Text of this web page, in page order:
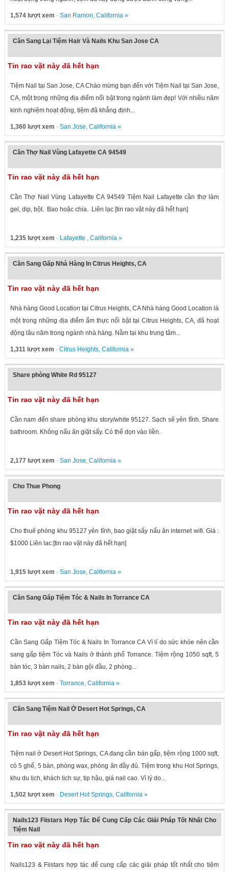
1,574 lượt xem · San Ramon, California»
Cần Sang Lại Tiệm Hair Và Nails Khu San Jose CA
Tin rao vặt này đã hết hạn
Tiệm Nail tại San Jose, CA Chào mừng bạn đến với Tiệm Nail tại San Jose,
CA, một trong những địa điểm nổi bật trong ngành làm đẹp! Với nhiều năm
kinh nghiệm hoạt động, tiệm đã khẳng định...
1,360 lượt xem · San Jose, California»
Cần Thợ Nail Vùng Lafayette CA 94549
Tin rao vặt này đã hết hạn
Cần Thợ Nail Vùng Lafayette CA 94549 Tiệm Nail Lafayette cần thợ làm
gel, dip, bột. Bao hoặc chia. Liên lạc [tin rao vặt này đã hết hạn]
1,235 lượt xem · Lafayette , California»
Cần Sang Gấp Nhà Hàng In Citrus Heights, CA
Tin rao vặt này đã hết hạn
Nhà hàng Good Location tại Citrus Heights, CA Nhà hàng Good Location là
một trong những địa điểm ẩm thực nổi bật tại Citrus Heights, CA, đã hoạt
động lâu năm trong ngành nhà hàng. Nằm tại khu trung tâm...
1,311 lượt xem · Citrus Heights, California»
Share phòng White Rd 95127
Tin rao vặt này đã hết hạn
Cần nam đến share phòng khu story/white 95127. Sạch sẽ yên tĩnh. Share
bathroom. Không nấu ăn giặt sấy. Có thể dọn vào liền.
2,177 lượt xem · San Jose, California»
Cho Thue Phong
Tin rao vặt này đã hết hạn
Cho thuê phòng khu 95127 yên tĩnh, bao giặt sấy nấu ăn internet wifi. Giá :
$1000 Liên lac:[tin rao vặt này đã hết hạn]
1,915 lượt xem · San Jose, California»
Cần Sang Gấp Tiệm Tóc & Nails In Torrance CA
Tin rao vặt này đã hết hạn
Cần Sang Gấp Tiệm Tóc & Nails In Torrance CA Vì lí do sức khỏe nên cần
sang gấp tiệm Tóc và Nails ở thành phố Torrance. Tiệm rộng 1050 sqft, 5
bàn tóc, 3 bàn nails, 2 bàn gội đầu, 2 phòng...
1,853 lượt xem · Torrance, California»
Cần Sang Tiệm Nail Ở Desert Hot Springs, CA
Tin rao vặt này đã hết hạn
Tiệm nail ở Desert Hot Springs, CA đang cần bán gấp, tiệm rộng 1000 sqft,
có 5 ghế, 5 bàn, phòng wax, phòng ăn đầy đủ. Tiệm trong khu Hot Springs,
khu du lịch, khách lịch sự, tip hậu, giá nail cao. Vì lý do...
1,502 lượt xem · Desert Hot Springs, California»
Nails123 Fiistars Hợp Tác Để Cung Cấp Các Giải Pháp Tốt Nhất Cho
Tiệm Nail
Tin rao vặt này đã hết hạn
Nails123 & Fiistars hợp tác để cung cấp các giải pháp tốt nhất cho tiệm